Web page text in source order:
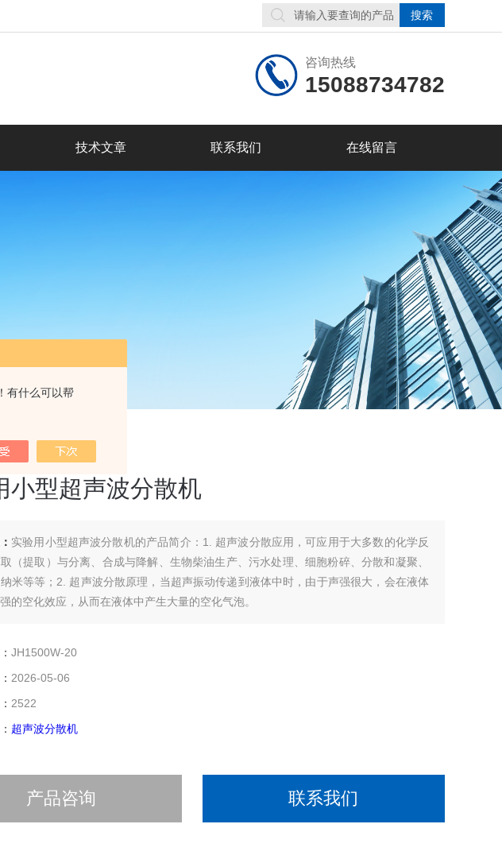
有什么可以帮
咨询热线
15088734782
技术文章 联系我们 在线留言
波分散机
小型超声波分散机
实验用小型超声波分散机的产品简介：1. 超声波分散应用，可应用于大多数的化学反
（提取）与分离、合成与降解、生物柴油生产、污水处理、细胞粉碎、分散和凝聚、
米等等；2. 超声波分散原理，当超声振动传递到液体中时，由于声强很大，会在液体
的空化效应，从而在液体中产生大量的空化气泡。
JH1500W-20
2026-05-06
2522
超声波分散机
产品咨询 联系我们